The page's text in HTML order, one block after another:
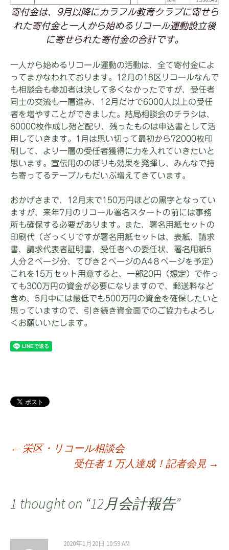
寄付金は、9月以降にカラフル教育クラブに寄せら
れた寄付金と一人から始めるリコール運動設立後
に寄せられた寄付金の合計です。
一人から始めるリコール運動の活動は、全て寄付金によ
ってまかなわれております。12月の18区リコールなんで
も相談会も参加者は決して多くなかったですが、受任者
同士の交流も一層進み、12月だけで6000人以上の受任
者を増やすことができました。結局相談会のチラシは、
60000枚作成し殆ど配り、残ったものは申込書として活
用していきます。1月は思い切って最初から72000枚印
刷して、より一層の受任者獲得に力を入れていきたいと
思います。宣伝用ののぼりも効果を発揮し、みんなで持
ち寄ってるテーブルもだいぶ増えてきています。
おかげさまで、12月末で150万円ほどの黒字となってい
ますが、来年7月のリコール署名スタートの前には事務
所も確保する必要があります。また、署名用紙セットの
印刷代（ざっくりですが署名用紙セットは、表紙、請求
書、請求代表者証明書、受任者への委任状、署名用紙5
人分２ページ分、てびき２ページのA4８ページを予定）
これを15万セット用意すると、一部20円（想定）で作っ
ても300万円の資金が必要になりますので、郵送料など
含め、5月中には最低でも500万円の資金を確保したいと
思っていますので、引き続き資金面でのご協力もよろし
くお願いいたします。
稿
ナ
← 栄区・リコール相談会
受任者１万人達成！記者会見 →
1 thought on “12月会計報告”
2020年1月20日 10:59 AM